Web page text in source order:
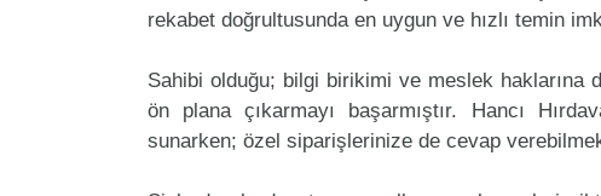
rekabet doğrultusunda en uygun ve hızlı temin
Sahibi olduğu; bilgi birikimi ve meslek haklarına
ön plana çıkarmayı başarmıştır. Hancı
sunarken; özel siparişlerinize de cevap